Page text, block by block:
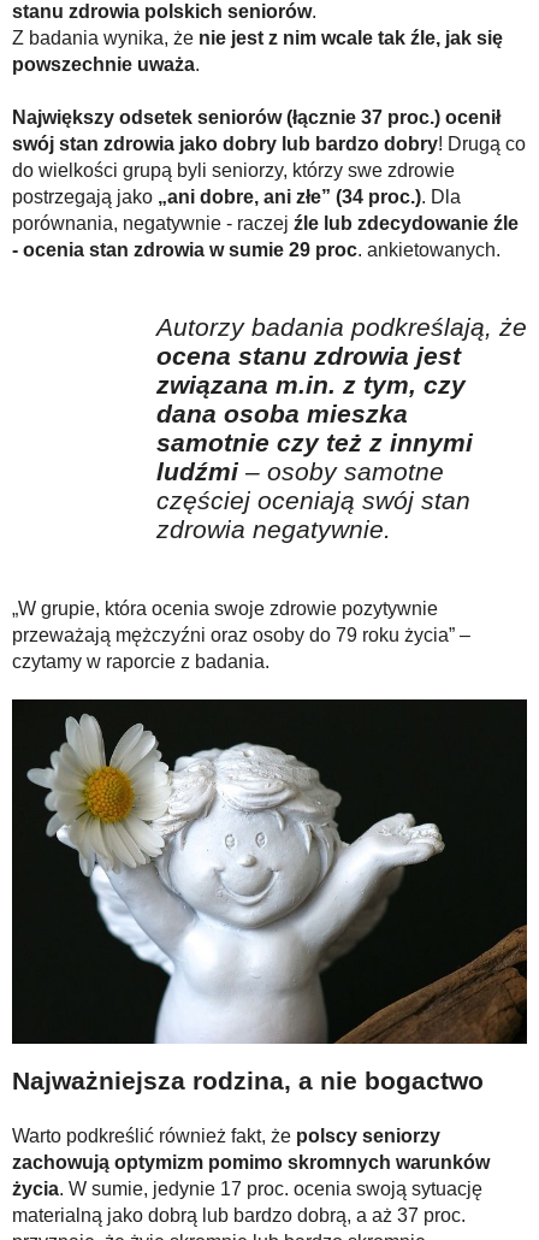
stanu zdrowia polskich seniorów.
Z badania wynika, że nie jest z nim wcale tak źle, jak się
powszechnie uważa.
Największy odsetek seniorów (łącznie 37 proc.) ocenił
swój stan zdrowia jako dobry lub bardzo dobry! Drugą co
do wielkości grupą byli seniorzy, którzy swe zdrowie
postrzegają jako „ani dobre, ani złe” (34 proc.). Dla
porównania, negatywnie - raczej źle lub zdecydowanie źle
- ocenia stan zdrowia w sumie 29 proc. ankietowanych.
Autorzy badania podkreślają, że
ocena stanu zdrowia jest
związana m.in. z tym, czy
dana osoba mieszka
samotnie czy też z innymi
ludźmi – osoby samotne
częściej oceniają swój stan
zdrowia negatywnie.
„W grupie, która ocenia swoje zdrowie pozytywnie
przeważają mężczyźni oraz osoby do 79 roku życia” –
czytamy w raporcie z badania.
Najważniejsza rodzina, a nie bogactwo
Warto podkreślić również fakt, że polscy seniorzy
zachowują optymizm pomimo skromnych warunków
życia. W sumie, jedynie 17 proc. ocenia swoją sytuację
materialną jako dobrą lub bardzo dobrą, a aż 37 proc.